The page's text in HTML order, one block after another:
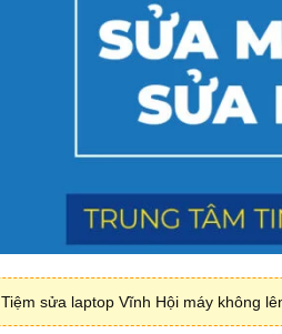
Tiệm sửa laptop Vĩnh Hội máy không